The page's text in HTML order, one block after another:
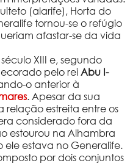
(alarife), Horta do
tornou-se o refúgio
afastar-se da vida
XIII e, segundo
pelo rei Abu I-
o anterior à
. Apesar da sua
estreita entre os
considerado fora da
estourou na Alhambra
estava no Generalife.
por dois conjuntos